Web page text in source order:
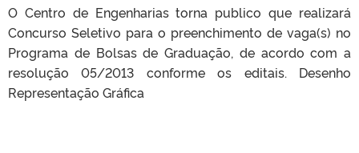
O Centro de Engenharias torna publico que realizará
Concurso Seletivo para o preenchimento de vaga(s) no
Programa de Bolsas de Graduação, de acordo com a
resolução 05/2013 conforme os editais. Desenho
Representação Gráfica